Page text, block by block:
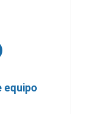
equipo